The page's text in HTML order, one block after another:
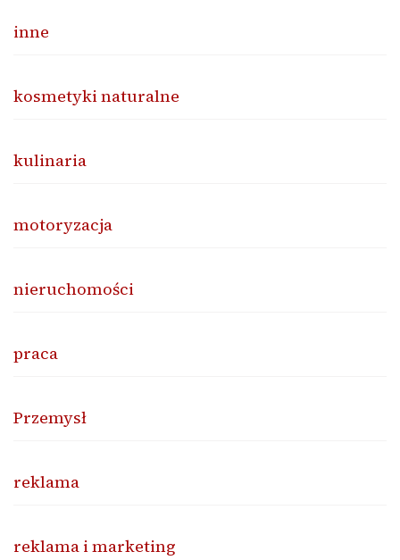
inne
kosmetyki naturalne
kulinaria
motoryzacja
nieruchomości
praca
Przemysł
reklama
reklama i marketing